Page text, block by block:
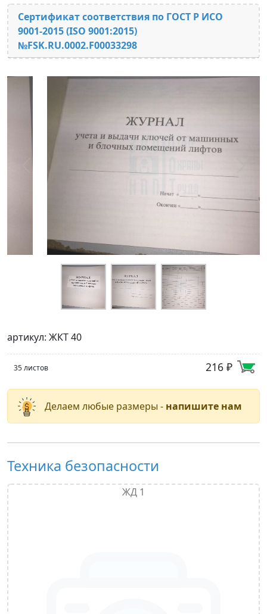
Сертификат соответствия по ГОСТ Р ИСО
9001-2015 (ISO 9001:2015)
№FSK.RU.0002.F00033298
Предыдущий
артикул: ЖКТ 40
35 листов 216 ₽
Делаем любые размеры - напишите нам
Техника безопасности
ЖД 1